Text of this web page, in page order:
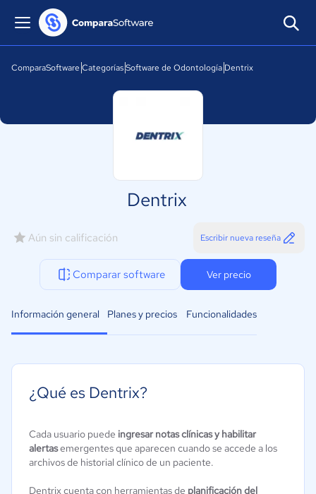
ComparaSoftware CategoríasSoftware de Odontología Dentrix
Dentrix
Aún sin calificación Escribir nueva reseña
Comparar software Ver precio
Información general Planes y precios Funcionalidades
¿Qué es Dentrix?
Cada usuario puede ingresar notas clínicas y habilitar
alertasemergentes que aparecen cuando se accede a los
archivos de historial clínico de un paciente.
Dentrix cuenta con herramientas de planificación del